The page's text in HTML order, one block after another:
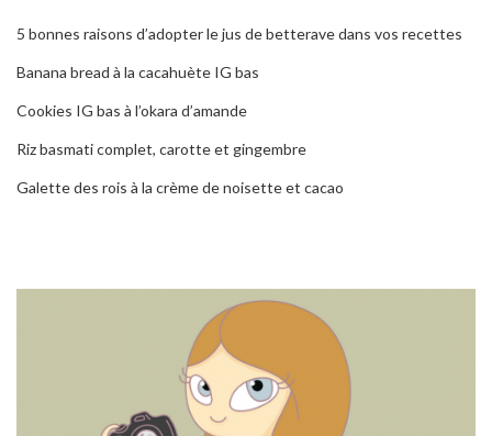
5 bonnes raisons d’adopter le jus de betterave dans vos recettes
Banana bread à la cacahuète IG bas
Cookies IG bas à l’okara d’amande
Riz basmati complet, carotte et gingembre
Galette des rois à la crème de noisette et cacao